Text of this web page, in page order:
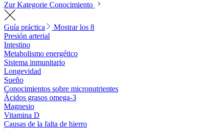
Zur Kategorie Conocimiento
Guía práctica
Mostrar los 8
Presión arterial
Intestino
Metabolismo energético
Sistema inmunitario
Longevidad
Sueño
Conocimientos sobre micronutrientes
Ácidos grasos omega-3
Magnesio
Vitamina D
Causas de la falta de hierro